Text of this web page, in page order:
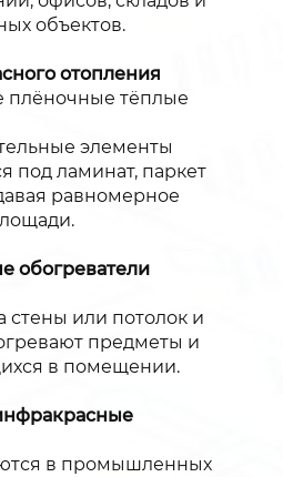
объектов.
отопления
плёночные тёплые
элементы
под ламинат, паркет
равномерное
обогреватели
стены или потолок и
предметы и
в помещении.
в промышленных